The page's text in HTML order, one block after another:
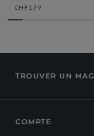
CHF179
TROUVER UN
COMPTE